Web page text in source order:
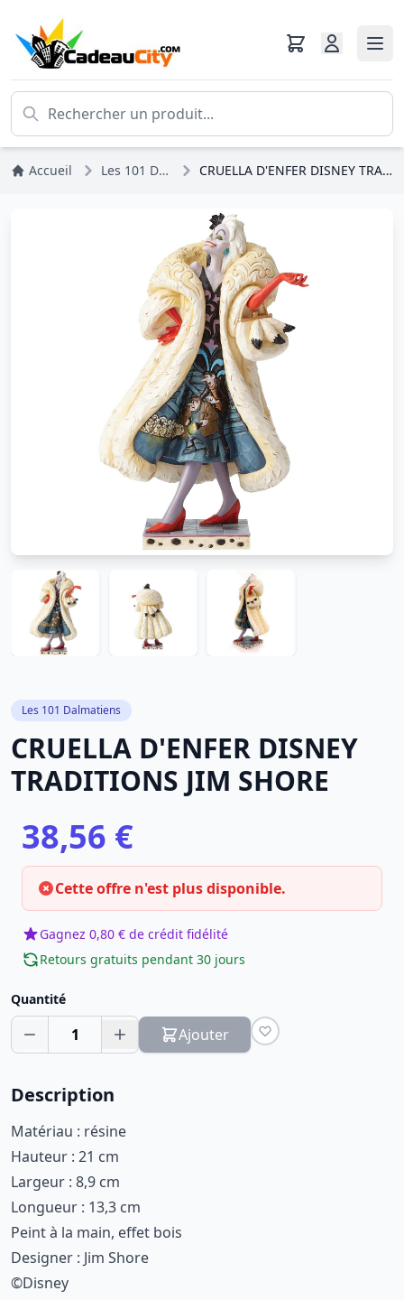
Accueil Les 101 Dalmatiens CRUELLA D'ENFER DISNEY TRADITIONS JIM SHORE
Les 101 Dalmatiens
CRUELLA D'ENFER DISNEY
TRADITIONS JIM SHORE
38,56 €
Cette offre n'est plus disponible.
Gagnez 0,80 € de crédit fidélité
Retours gratuits pendant 30 jours
Quantité
1 Ajouter
Description
Matériau : résine
Hauteur : 21 cm
Largeur : 8,9 cm
Longueur : 13,3 cm
Peint à la main, effet bois
Designer : Jim Shore
©Disney